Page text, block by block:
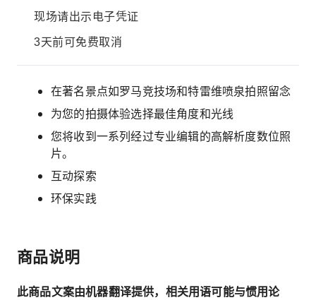
现场请出示电子凭证
3天前可免费取消
在著名景点如罗马竞技场和特雷维喷泉拍照留念
为您的拍摄体验选择最佳角度和光线
您将收到一系列经过专业编辑的高解析度数位照
片。
互动探索
环保实践
商品说明
此商品文案由机器翻译提供，相关用语可能与惯用论